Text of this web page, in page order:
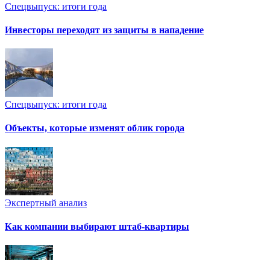
Спецвыпуск: итоги года
Инвесторы переходят из защиты в нападение
Спецвыпуск: итоги года
Объекты, которые изменят облик города
Экспертный анализ
Как компании выбирают штаб-квартиры